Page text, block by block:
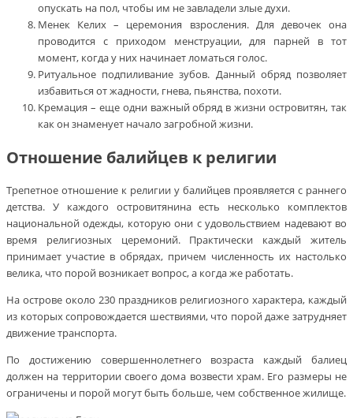
опускать на пол, чтобы им не завладели злые духи.
Менек Келих – церемония взросления. Для девочек она
проводится с приходом менструации, для парней в тот
момент, когда у них начинает ломаться голос.
Ритуальное подпиливание зубов. Данный обряд позволяет
избавиться от жадности, гнева, пьянства, похоти.
Кремация – еще одни важный обряд в жизни островитян, так
как он знаменует начало загробной жизни.
Отношение балийцев к религии
Трепетное отношение к религии у балийцев проявляется с раннего
детства. У каждого островитянина есть несколько комплектов
национальной одежды, которую они с удовольствием надевают во
время религиозных церемоний. Практически каждый житель
принимает участие в обрядах, причем численность их настолько
велика, что порой возникает вопрос, а когда же работать.
На острове около 230 праздников религиозного характера, каждый
из которых сопровождается шествиями, что порой даже затрудняет
движение транспорта.
По достижению совершеннолетнего возраста каждый балиец
должен на территории своего дома возвести храм. Его размеры не
ограничены и порой могут быть больше, чем собственное жилище.